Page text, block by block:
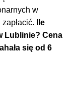
w
Ile
Lublinie? Cena
się od 6